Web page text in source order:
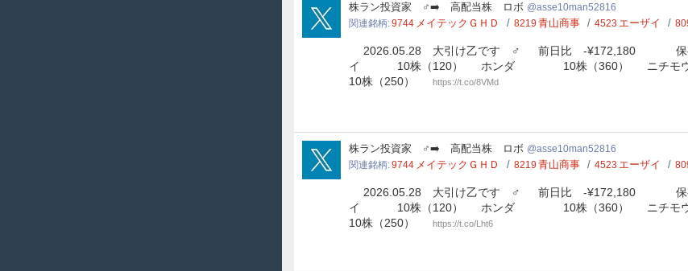
asse10man52816
株ラン投資家 ‍♂️‍➡️ 高配当株 ロボ asse10man52816
関連銘柄 9744 メイテックＧＨＤ 8219 青山商事 4523 エーザイ
2026.05.28 大引け乙です ‍♂️ 前日比 -¥172,180 保有
イ 10株（120） ️ ホンダ 10株（360） ニチモ
10株（250）
https://t.co/8VMd
asse10man52816
株ラン投資家 ‍♂️‍➡️ 高配当株 ロボ asse10man52816
関連銘柄 9744 メイテックＧＨＤ 8219 青山商事 4523 エーザイ
2026.05.28 大引け乙です ‍♂️ 前日比 -¥172,180 保有
イ 10株（120） ️ ホンダ 10株（360） ニチモ
10株（250）
https://t.co/Lht6